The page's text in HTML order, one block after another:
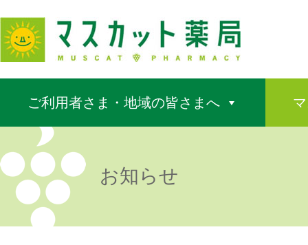
ご利用者さま・地域の皆さまへ
お知らせ